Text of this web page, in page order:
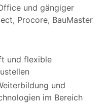
und gängiger
Procore, BauMaster
und flexible
und
im Bereich